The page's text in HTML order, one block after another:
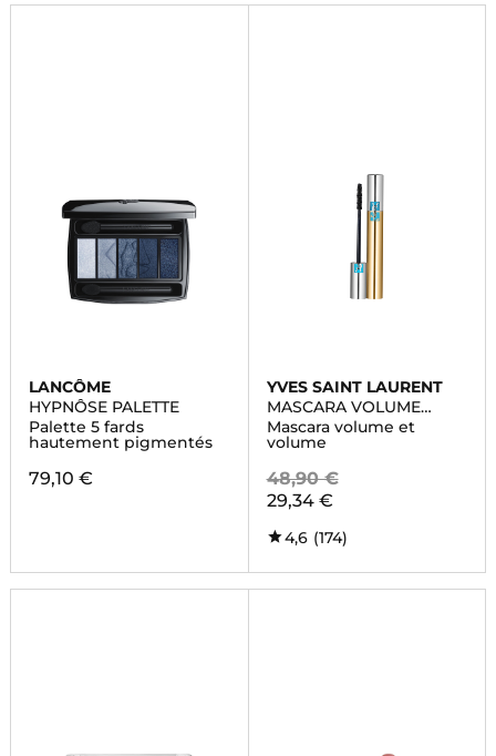
LANCÔME
HYPNÔSE PALETTE
Palette 5 fards
hautement pigmentés
79,10 €
YVES SAINT LAURENT
MASCARA VOLUME
EFFET FAUX CILS
WATERPROOF
Mascara volume et
volume
48,90 €
29,34 €
4,6 (174)